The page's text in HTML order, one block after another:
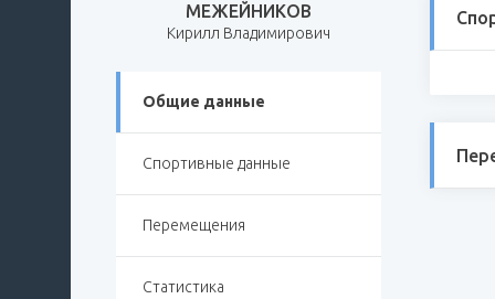
МЕЖЕЙНИКОВ
Кирилл Владимирович
Общие данные
Спортивные данные
Перемещения
Статистика